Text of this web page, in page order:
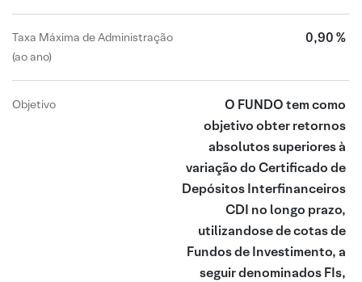
Taxa Máxima de Administração
(ao ano)
0,90 %
Objetivo
O FUNDO tem como
objetivo obter retornos
absolutos superiores à
variação do Certificado de
Depósitos Interfinanceiros
CDI no longo prazo,
utilizandose de cotas de
Fundos de Investimento, a
seguir denominados FIs,